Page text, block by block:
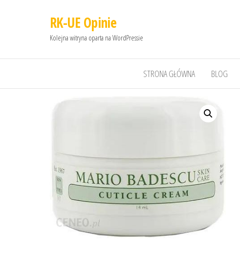
RK-UE Opinie
Kolejna witryna oparta na WordPressie
STRONA GŁÓWNA BLOG